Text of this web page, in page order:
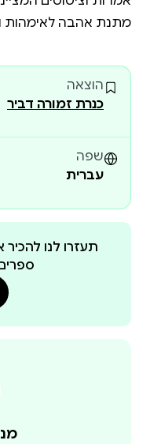
מתנת אהבה לאימהות
הוצאה
כנרת זמורה דביר
שפה
עברית
תעזרו לנו